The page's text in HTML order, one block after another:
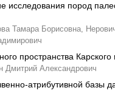
исследования пород
Тамара Борисовна,
пространства
Дмитрий Александрович
атрибутивной базы